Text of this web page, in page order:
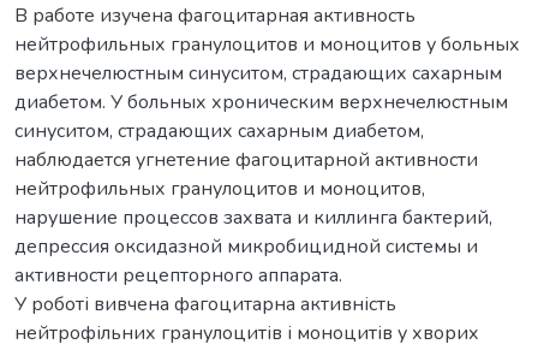
В работе изучена фагоцитарная активность
нейтрофильных гранулоцитов и моноцитов у больных
верхнечелюстным синуситом, страдающих сахарным
диабетом. У больных хроническим верхнечелюстным
синуситом, страдающих сахарным диабетом,
наблюдается угнетение фагоцитарной активности
нейтрофильных гранулоцитов и моноцитов,
нарушение процессов захвата и киллинга бактерий,
депрессия оксидазной микробицидной системы и
активности рецепторного аппарата.
У роботі вивчена фагоцитарна активність
нейтрофільних гранулоцитів і моноцитів у хворих